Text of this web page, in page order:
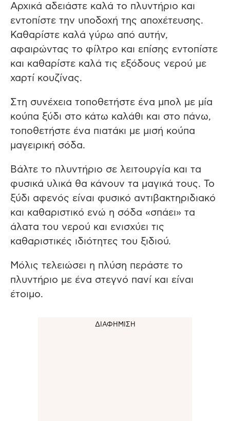
Αρχικά αδειάστε καλά το πλυντήριο και
εντοπίστε την υποδοχή της αποχέτευσης.
Καθαρίστε καλά γύρω από αυτήν,
αφαιρώντας το φίλτρο και επίσης εντοπίστε
και καθαρίστε καλά τις εξόδους νερού με
χαρτί κουζίνας.
Στη συνέχεια τοποθετήστε ένα μπολ με μία
κούπα ξύδι στο κάτω καλάθι και στο πάνω,
τοποθετήστε ένα πιατάκι με μισή κούπα
μαγειρική σόδα.
Βάλτε το πλυντήριο σε λειτουργία και τα
φυσικά υλικά θα κάνουν τα μαγικά τους. Το
ξύδι αφενός είναι φυσικό αντιβακτηριδιακό
και καθαριστικό ενώ η σόδα «σπάει» τα
άλατα του νερού και ενισχύει τις
καθαριστικές ιδιότητες του ξιδιού.
Μόλις τελειώσει η πλύση περάστε το
πλυντήριο με ένα στεγνό πανί και είναι
έτοιμο.